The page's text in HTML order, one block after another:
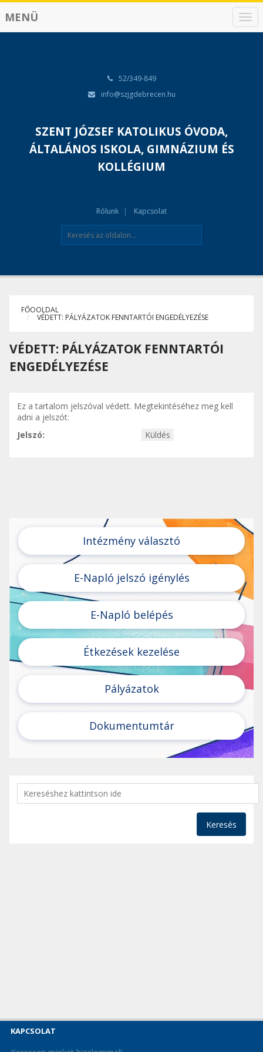
N
a
MENÜ
52/349-849
info@szjgdebrecen.hu
SZENT JÓZSEF KATOLIKUS ÓVODA,
ÁLTALÁNOS ISKOLA, GIMNÁZIUM ÉS
KOLLÉGIUM
Rólunk Kapcsolat
FŐOOLDAL
VÉDETT: PÁLYÁZATOK FENNTARTÓI ENGEDÉLYEZÉSE
VÉDETT: PÁLYÁZATOK FENNTARTÓI
ENGEDÉLYEZÉSE
Ez a tartalom jelszóval védett. Megtekintéséhez meg kell
adni a jelszót:
Jelszó:
Intézmény választó
E-Napló jelszó igénylés
E-Napló belépés
Étkezések kezelése
Pályázatok
Dokumentumtár
Keresés
KAPCSOLAT